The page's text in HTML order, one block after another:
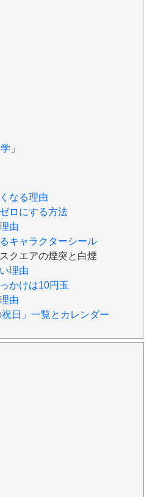
」
なる理由
ロにする方法
由
キャラクターシール
クエアの煙突と白煙
理由
かけは10円玉
由
日」一覧とカレンダー